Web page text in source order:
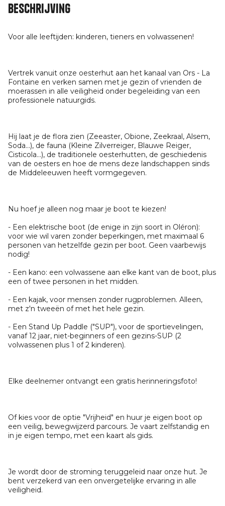
Beschrijving
Voor alle leeftijden: kinderen, tieners en volwassenen!
Vertrek vanuit onze oesterhut aan het kanaal van Ors - La
Fontaine en verken samen met je gezin of vrienden de
moerassen in alle veiligheid onder begeleiding van een
professionele natuurgids.
Hij laat je de flora zien (Zeeaster, Obione, Zeekraal, Alsem,
Soda...), de fauna (Kleine Zilverreiger, Blauwe Reiger,
Cisticola...), de traditionele oesterhutten, de geschiedenis
van de oesters en hoe de mens deze landschappen sinds
de Middeleeuwen heeft vormgegeven.
Nu hoef je alleen nog maar je boot te kiezen!
- Een elektrische boot (de enige in zijn soort in Oléron):
voor wie wil varen zonder beperkingen, met maximaal 6
personen van hetzelfde gezin per boot. Geen vaarbewijs
nodig!
- Een kano: een volwassene aan elke kant van de boot, plus
een of twee personen in het midden.
- Een kajak, voor mensen zonder rugproblemen. Alleen,
met z'n tweeën of met het hele gezin.
- Een Stand Up Paddle ("SUP"), voor de sportievelingen,
vanaf 12 jaar, niet-beginners of een gezins-SUP (2
volwassenen plus 1 of 2 kinderen).
Elke deelnemer ontvangt een gratis herinneringsfoto!
Of kies voor de optie "Vrijheid" en huur je eigen boot op
een veilig, bewegwijzerd parcours. Je vaart zelfstandig en
in je eigen tempo, met een kaart als gids.
Je wordt door de stroming teruggeleid naar onze hut. Je
bent verzekerd van een onvergetelijke ervaring in alle
veiligheid.